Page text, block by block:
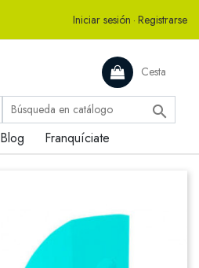
Iniciar sesión · Registrarse
Cesta

Blog Franquíciate